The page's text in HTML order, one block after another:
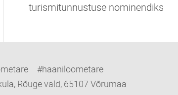
turismitunnustuse nominendiks
#haaniloometare
Rõuge vald, 65107 Võrumaa